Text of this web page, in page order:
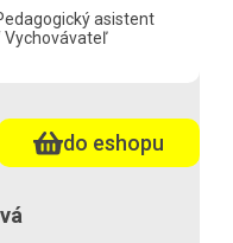
asistent
Vychovávateľ
do eshopu